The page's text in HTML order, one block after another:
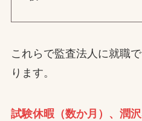
これらで監査法人に就職
ります。
試験休暇（数か月）、潤